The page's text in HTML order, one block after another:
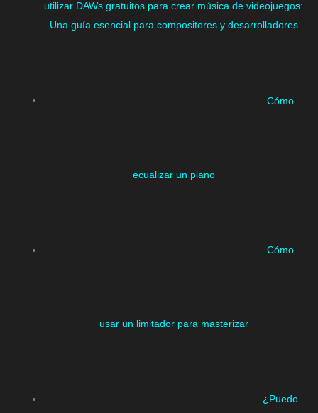
utilizar DAWs gratuitos para crear música de videojuegos:
Una guía esencial para compositores y desarrolladores
Cómo
ecualizar un piano
Cómo
usar un limitador para masterizar
¿Puedo